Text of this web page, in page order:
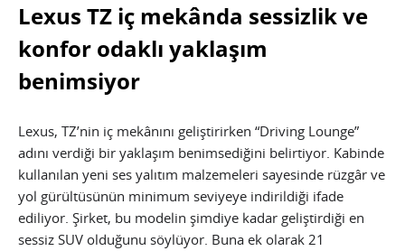
Lexus TZ iç mekânda sessizlik ve
konfor odaklı yaklaşım
benimsiyor
Lexus, TZ’nin iç mekânını geliştirirken “Driving Lounge”
adını verdiği bir yaklaşım benimsediğini belirtiyor. Kabinde
kullanılan yeni ses yalıtım malzemeleri sayesinde rüzgâr ve
yol gürültüsünün minimum seviyeye indirildiği ifade
ediliyor. Şirket, bu modelin şimdiye kadar geliştirdiği en
sessiz SUV olduğunu söylüyor. Buna ek olarak 21